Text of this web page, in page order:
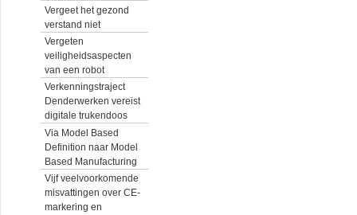
Vergeet het gezond
verstand niet
Vergeten
veiligheidsaspecten
van een robot
Verkenningstraject
Denderwerken vereist
digitale trukendoos
Via Model Based
Definition naar Model
Based Manufacturing
Vijf veelvoorkomende
misvattingen over CE-
markering en